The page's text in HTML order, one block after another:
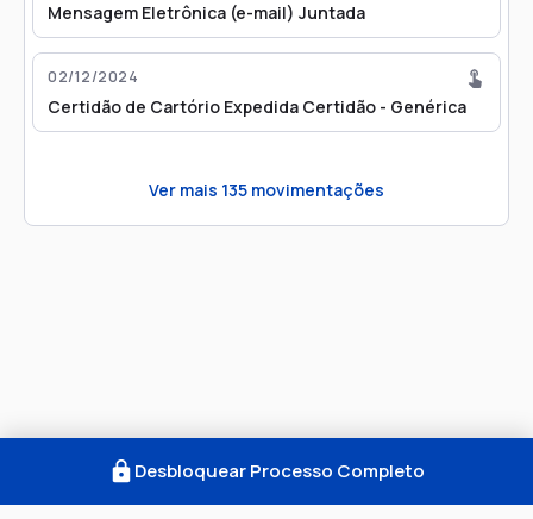
Mensagem Eletrônica (e-mail) Juntada
02/12/2024
Certidão de Cartório Expedida Certidão - Genérica
Ver mais 135 movimentações
Desbloquear Processo Completo